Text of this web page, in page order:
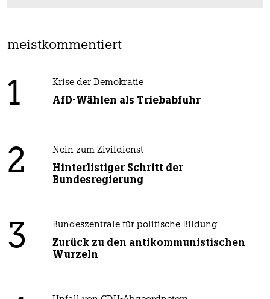
meistkommentiert
1 Krise der Demokratie
AfD-Wählen als Triebabfuhr
2 Nein zum Zivildienst
Hinterlistiger Schritt der
Bundesregierung
3 Bundeszentrale für politische Bildung
Zurück zu den antikommunistischen
Wurzeln